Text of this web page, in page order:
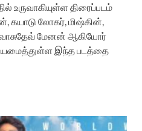
உருவாகியுள்ள திரைப்படம்
கயாடு லோகர், மிஷ்கின்,
மேனன் ஆகியோர்
இந்த படத்தை